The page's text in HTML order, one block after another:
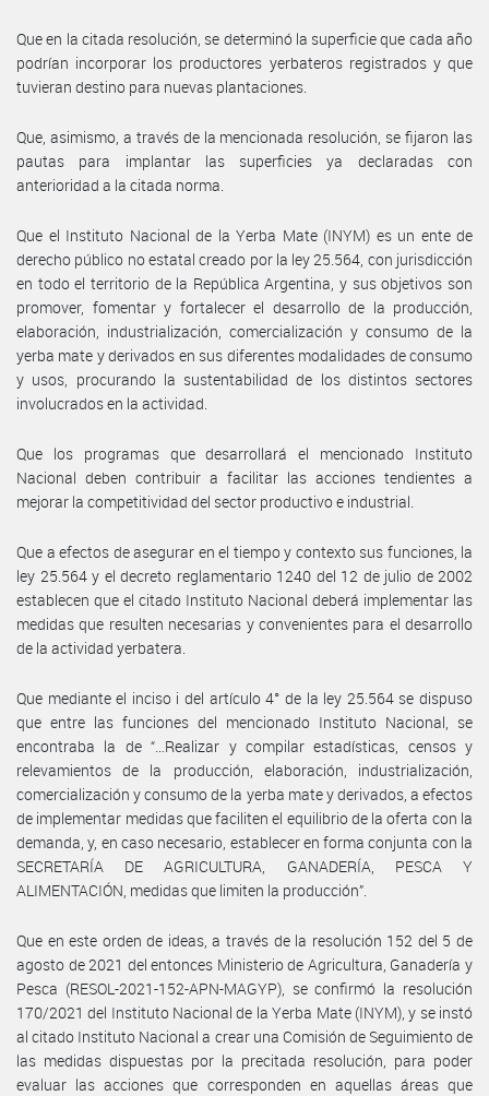
Que en la citada resolución, se determinó la superficie que cada año
podrían incorporar los productores yerbateros registrados y que
tuvieran destino para nuevas plantaciones.
Que, asimismo, a través de la mencionada resolución, se fijaron las
pautas para implantar las superficies ya declaradas con
anterioridad a la citada norma.
Que el Instituto Nacional de la Yerba Mate (INYM) es un ente de
derecho público no estatal creado por la ley 25.564, con jurisdicción
en todo el territorio de la República Argentina, y sus objetivos son
promover, fomentar y fortalecer el desarrollo de la producción,
elaboración, industrialización, comercialización y consumo de la
yerba mate y derivados en sus diferentes modalidades de consumo
y usos, procurando la sustentabilidad de los distintos sectores
involucrados en la actividad.
Que los programas que desarrollará el mencionado Instituto
Nacional deben contribuir a facilitar las acciones tendientes a
mejorar la competitividad del sector productivo e industrial.
Que a efectos de asegurar en el tiempo y contexto sus funciones, la
ley 25.564 y el decreto reglamentario 1240 del 12 de julio de 2002
establecen que el citado Instituto Nacional deberá implementar las
medidas que resulten necesarias y convenientes para el desarrollo
de la actividad yerbatera.
Que mediante el inciso i del artículo 4° de la ley 25.564 se dispuso
que entre las funciones del mencionado Instituto Nacional, se
encontraba la de “…Realizar y compilar estadísticas, censos y
relevamientos de la producción, elaboración, industrialización,
comercialización y consumo de la yerba mate y derivados, a efectos
de implementar medidas que faciliten el equilibrio de la oferta con la
demanda, y, en caso necesario, establecer en forma conjunta con la
SECRETARÍA DE AGRICULTURA, GANADERÍA, PESCA Y
ALIMENTACIÓN, medidas que limiten la producción”.
Que en este orden de ideas, a través de la resolución 152 del 5 de
agosto de 2021 del entonces Ministerio de Agricultura, Ganadería y
Pesca (RESOL-2021-152-APN-MAGYP), se confirmó la resolución
170/2021 del Instituto Nacional de la Yerba Mate (INYM), y se instó
al citado Instituto Nacional a crear una Comisión de Seguimiento de
las medidas dispuestas por la precitada resolución, para poder
evaluar las acciones que corresponden en aquellas áreas que